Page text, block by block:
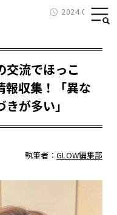
2024.04.28
交流でほっこ
報収集！「異な
が多い」
執筆者：GLOW編集部